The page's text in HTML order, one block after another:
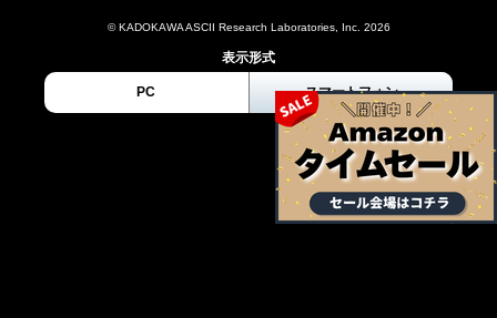
© KADOKAWA ASCII Research Laboratories, Inc. 2026
表示形式
PC スマートフォン